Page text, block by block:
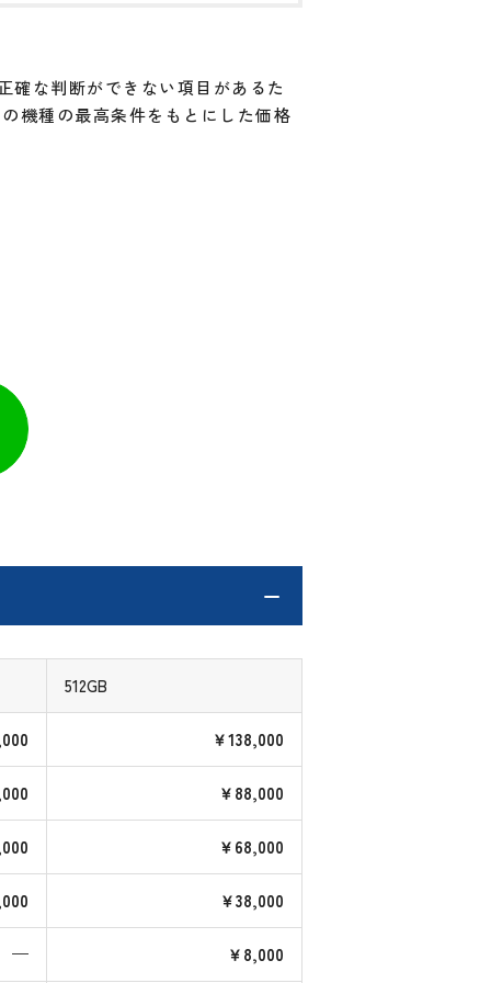
な判断ができない項目があるた
機種の最高条件をもとにした価格
512GB
￥138,000
￥88,000
￥68,000
￥38,000
— ￥8,000